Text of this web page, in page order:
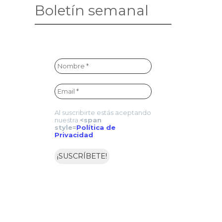
Boletín semanal
Al suscribirte estás aceptando
nuestra <span
style=Política de
Privacidad